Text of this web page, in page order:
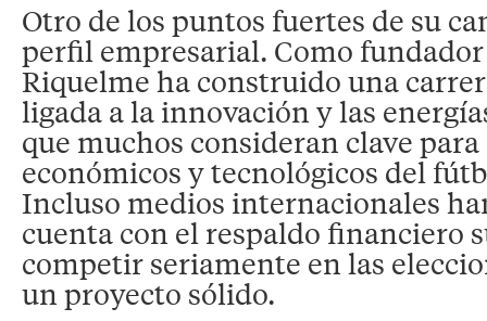
Otro de los puntos fuertes de su
perfil empresarial. Como fundador
Riquelme ha construido una
ligada a la innovación y las
que muchos consideran clave
económicos y tecnológicos del
Incluso medios internacionales
cuenta con el respaldo financiero
competir seriamente en las
un proyecto sólido.